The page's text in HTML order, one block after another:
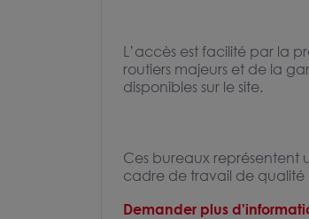
L’accès est facilité par la
routiers majeurs et de la
disponibles sur le site.
Ces bureaux représentent
cadre de travail de qualité
Demander plus